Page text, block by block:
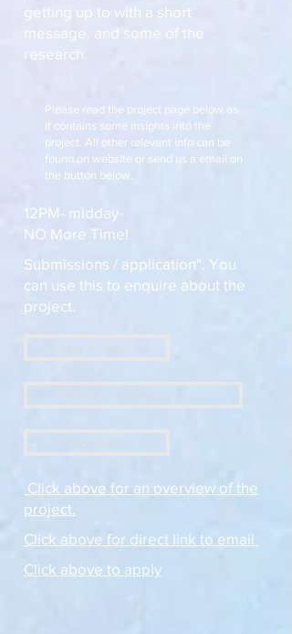
getting up to with a short
message. and some of the
research.
Please read the project page below as
it contains some insights into the
project. All other relevant info can be
found on website or send us a email on
the button below.
12PM- midday-
NO More Time!
Submissions / application". You
can use this to enquire about the
project.
The Project.
Click above for an overview of the
project.
Click above for direct link to email
Click above to apply